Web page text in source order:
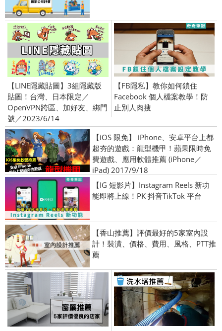
【LINE隱藏貼圖】3組隱藏版
貼圖！台灣、日本限定／
OpenVPN跨區、加好友、綁門
號／2023/6/14
【FB隱私】教你如何鎖住
Facebook 個人檔案教學！防
止別人肉搜
【iOS 限免】 iPhone、安卓平台上都
超夯的遊戲：龍型機甲！蘋果限時免
費遊戲、應用軟體推薦 (iPhone／
iPad) 2017/9/18
【IG 短影片】Instagram Reels 新功
能即將上線！PK 抖音TikTok 平台
【香山推薦】評價最好的5家室內設
計！裝潢、價格、費用、風格、PTT推
薦